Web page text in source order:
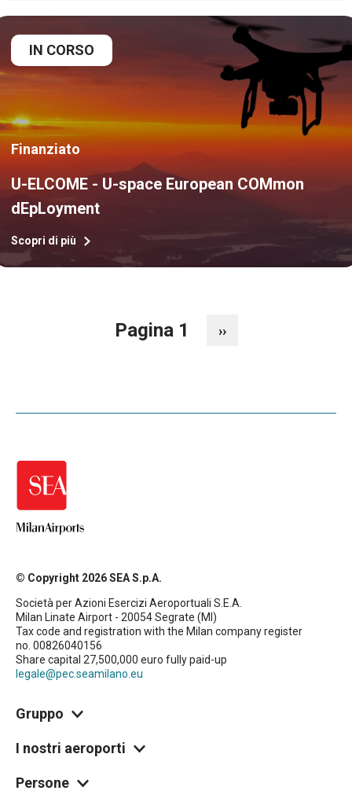
IN CORSO
Finanziato
U-ELCOME - U-space European COMmon
dEpLoyment
Scopri di più
Pagina 1
Pagina
››
© Copyright 2026 SEA S.p.A.
Società per Azioni Esercizi Aeroportuali S.E.A.
Milan Linate Airport - 20054 Segrate (MI)
Tax code and registration with the Milan company register
no. 00826040156
Share capital 27,500,000 euro fully paid-up
legale@pec.seamilano.eu
Gruppo
I nostri aeroporti
Persone